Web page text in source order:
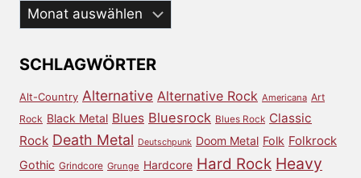
Aus
dem
SCHLAGWÖRTER
Alt-Country Alternative Alternative Rock Americana Art
Rock Black Metal Blues Bluesrock Blues Rock Classic
Rock Death Metal Deutschpunk Doom Metal Folk Folkrock
Gothic Grindcore Grunge Hardcore Hard Rock Heavy